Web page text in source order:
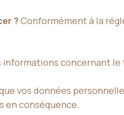
?Conformément à la
informations concernant
vos données
en conséquence.